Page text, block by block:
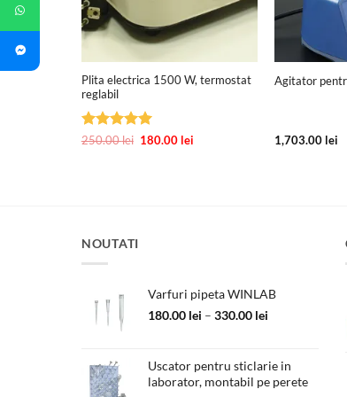
Plita electrica 1500 W, termostat
reglabil
Evaluat la
250.00lei Prețul
180.00 leiPrețul
Agitator
1,703.00 lei
NOUTATI
Varfuri pipeta WINLAB
180.00 lei – 330.00 lei
180.00 lei
până
Uscator pentru sticlarie in
laborator, montabil pe perete